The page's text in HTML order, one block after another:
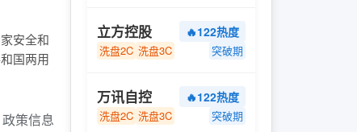
安全和
国两用
策信息
立方控股 🔥122热度
洗盘2C 洗盘3C 突破期
万讯自控 🔥122热度
洗盘2C 洗盘3C 突破期